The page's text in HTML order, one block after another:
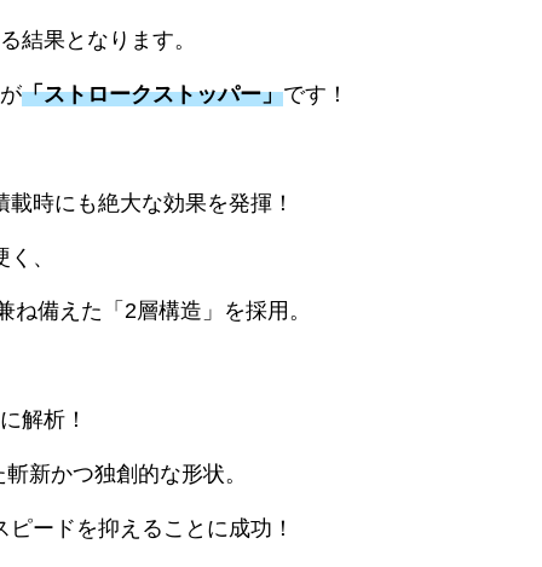
結果となります。
「ストロークストッパー」です！
時にも絶大な効果を発揮！
、
備えた「2層構造」を採用。
解析！
新かつ独創的な形状。
ードを抑えることに成功！